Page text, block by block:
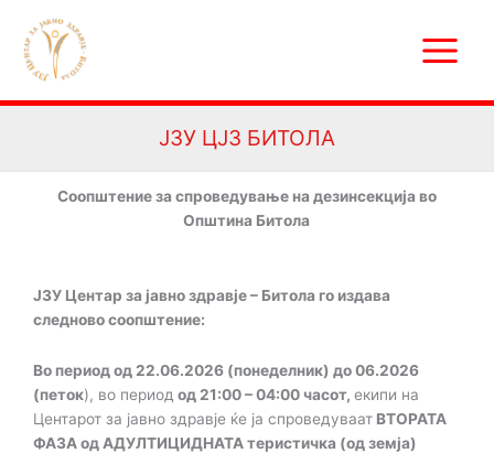
content
Menu
ЈЗУ ЦЈЗ БИТОЛА
Соопштение за спроведување на дезинсекција во
Општина Битола
ЈЗУ Центар за јавно здравје – Битола го издава
следново соопштение:
Во период од 22.06.2026 (понеделник) до06.2026
(петок), во период од 21:00 – 04:00 часот, екипи на
Центарот за јавно здравје ќе ја спроведуваат ВТОРАТА
ФАЗА од АДУЛТИЦИДНАТА теристичка (од земја)